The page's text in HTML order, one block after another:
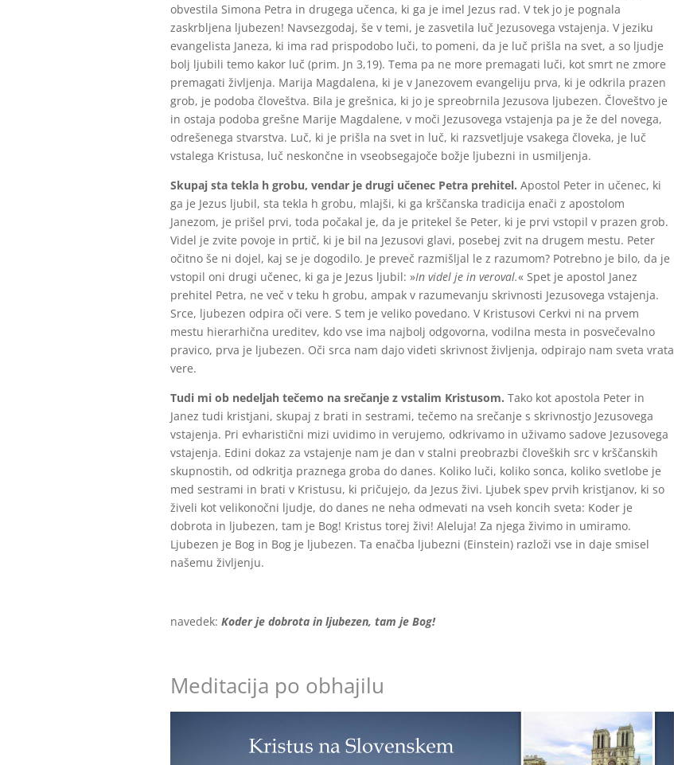
obvestila Simona Petra in drugega učenca, ki ga je imel Jezus rad. V tek jo je pognala
zaskrbljena ljubezen! Navsezgodaj, še v temi, je zasvetila luč Jezusovega vstajenja. V jeziku
evangelista Janeza, ki ima rad prispodobo luči, to pomeni, da je luč prišla na svet, a so ljudje
bolj ljubili temo kakor luč (prim. Jn 3,19). Tema pa ne more premagati luči, kot smrt ne zmore
premagati življenja. Marija Magdalena, ki je v Janezovem evangeliju prva, ki je odkrila prazen
grob, je podoba človeštva. Bila je grešnica, ki jo je spreobrnila Jezusova ljubezen. Človeštvo je
in ostaja podoba grešne Marije Magdalene, v moči Jezusovega vstajenja pa je že del novega,
odrešenega stvarstva. Luč, ki je prišla na svet in luč, ki razsvetljuje vsakega človeka, je luč
vstalega Kristusa, luč neskončne in vseobsegajoče božje ljubezni in usmiljenja.
Skupaj sta tekla h grobu, vendar je drugi učenec Petra prehitel. Apostol Peter in učenec, ki
ga je Jezus ljubil, sta tekla h grobu, mlajši, ki ga krščanska tradicija enači z apostolom
Janezom, je prišel prvi, toda počakal je, da je pritekel še Peter, ki je prvi vstopil v prazen grob.
Videl je zvite povoje in prtič, ki je bil na Jezusovi glavi, posebej zvit na drugem mestu. Peter
očitno še ni dojel, kaj se je dogodilo. Je preveč razmišljal le z razumom? Potrebno je bilo, da je
vstopil oni drugi učenec, ki ga je Jezus ljubil: »In videl je in veroval.« Spet je apostol Janez
prehitel Petra, ne več v teku h grobu, ampak v razumevanju skrivnosti Jezusovega vstajenja.
Srce, ljubezen odpira oči vere. S tem je veliko povedano. V Kristusovi Cerkvi ni na prvem
mestu hierarhična ureditev, kdo vse ima najbolj odgovorna, vodilna mesta in posvečevalno
pravico, prva je ljubezen. Oči srca nam dajo videti skrivnost življenja, odpirajo nam sveta vrata
vere.
Tudi mi ob nedeljah tečemo na srečanje z vstalim Kristusom. Tako kot apostola Peter in
Janez tudi kristjani, skupaj z brati in sestrami, tečemo na srečanje s skrivnostjo Jezusovega
vstajenja. Pri evharistični mizi uvidimo in verujemo, odkrivamo in uživamo sadove Jezusovega
vstajenja. Edini dokaz za vstajenje nam je dan v stalni preobrazbi človeških src v krščanskih
skupnostih, od odkritja praznega groba do danes. Koliko luči, koliko sonca, koliko svetlobe je
med sestrami in brati v Kristusu, ki pričujejo, da Jezus živi. Ljubek spev prvih kristjanov, ki so
živeli kot velikonočni ljudje, do danes ne neha odmevati na vseh koncih sveta: Koder je
dobrota in ljubezen, tam je Bog! Kristus torej živi! Aleluja! Za njega živimo in umiramo.
Ljubezen je Bog in Bog je ljubezen. Ta enačba ljubezni (Einstein) razloži vse in daje smisel
našemu življenju.
navedek: Koder je dobrota in ljubezen, tam je Bog!
Meditacija po obhajilu